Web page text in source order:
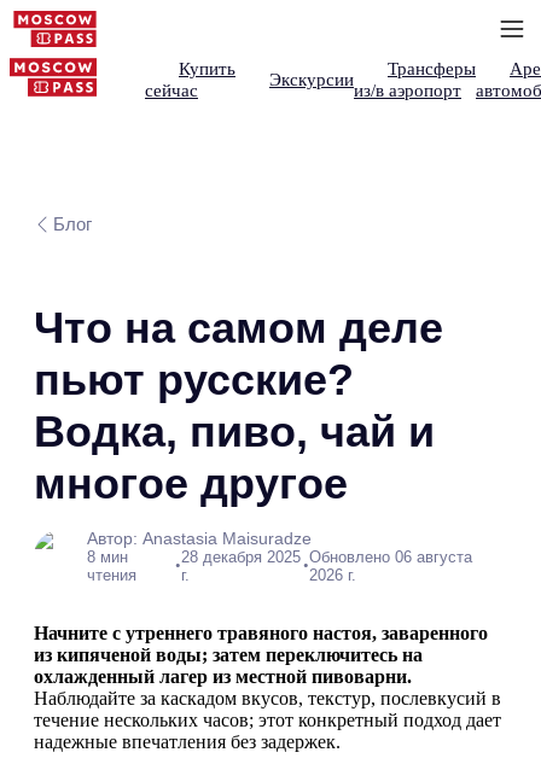
Купить
сейчас
Экскурсии
Трансферы
из/в аэропорт
Блог
Что на самом деле
пьют русские?
Водка, пиво, чай и
многое другое
Автор: Anastasia Maisuradze
8 мин
чтения
•28 декабря 2025
г.
•Обновлено 06 августа
2026 г.
Начните с утреннего травяного настоя, заваренного
из кипяченой воды; затем переключитесь на
охлажденный лагер из местной пивоварни.
Наблюдайте за каскадом вкусов, текстур, послевкусий в
течение нескольких часов; этот конкретный подход дает
надежные впечатления без задержек.